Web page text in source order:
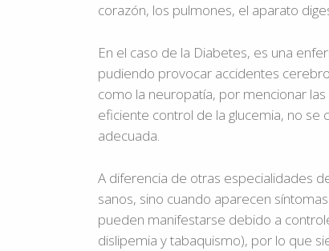
corazón, los pulmones, el aparato
En el caso de la Diabetes, es una
pudiendo provocar accidentes
como la neuropatía, por mencionar
eficiente control de la glucemia, no
adecuada.
A diferencia de otras especialidades
sanos, sino cuando aparecen
pueden manifestarse debido a
dislipemia y tabaquismo), por lo que